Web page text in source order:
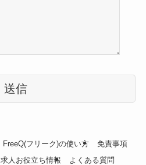
FreeQ(フリーク)の使い方
免責事項
求人お役立ち情報 よくある質問